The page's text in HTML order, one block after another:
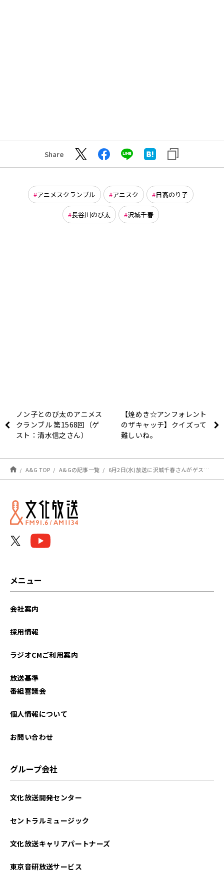
Share
アニメスクランブル アニスク 日髙のり子
長谷川のび太 沢城千春
ノン子とのび太のアニメス
クランブル 第1568回（ゲ
スト：清水信之さん）
【煌めき☆アンフォレント
のザキャッチ】クイズって
難しいね。
A&G TOP A&Gの記事一覧 6月2日(水)放送に沢城千春さんがゲスト出演！【ノン子とのび太のアニメスクランブル】
メニュー
会社案内
採用情報
ラジオCMご利用案内
放送基準
番組審議会
個人情報について
お問い合わせ
グループ会社
文化放送開発センター
セントラルミュージック
文化放送キャリアパートナーズ
東京音研放送サービス